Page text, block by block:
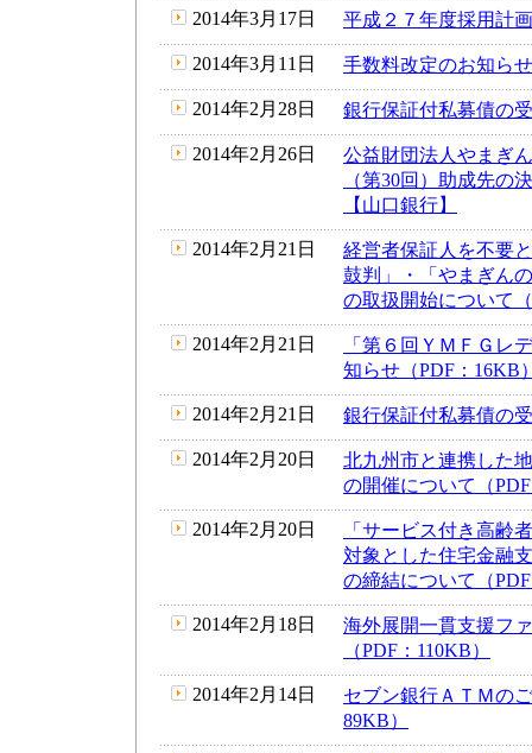
2014年3月17日 平成２７年度採用計
2014年3月11日 手数料改定のお知ら
2014年2月28日 銀行保証付私募債の
2014年2月26日
公益財団法人やまぎ
（第30回）助成先の
【山口銀行】
2014年2月21日
経営者保証人を不要
鼓判」・「やまぎん
の取扱開始について
2014年2月21日
「第６回ＹＭＦＧレ
知らせ（PDF：16KB
2014年2月21日 銀行保証付私募債の
2014年2月20日
北九州市と連携した
の開催について（
2014年2月20日
「サービス付き高齢
対象とした住宅金融
の締結について（
2014年2月18日
海外展開一貫支援フ
（PDF：110KB）
2014年2月14日
セブン銀行ＡＴＭの
89KB）